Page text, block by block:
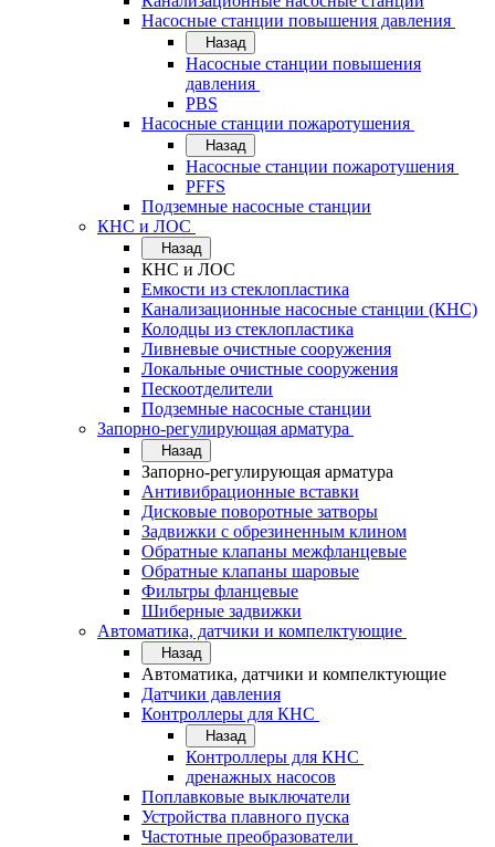
Насосные станции повышения давления
Назад
Насосные станции повышения
давления
PBS
Насосные станции пожаротушения
Назад
Насосные станции пожаротушения
PFFS
Подземные насосные станции
КНС и ЛОС
Назад
КНС и ЛОС
Емкости из стеклопластика
Канализационные насосные станции (КНС)
Колодцы из стеклопластика
Ливневые очистные сооружения
Локальные очистные сооружения
Пескоотделители
Подземные насосные станции
Запорно-регулирующая арматура
Назад
Запорно-регулирующая арматура
Антивибрационные вставки
Дисковые поворотные затворы
Задвижки с обрезиненным клином
Обратные клапаны межфланцевые
Обратные клапаны шаровые
Фильтры фланцевые
Шиберные задвижки
Автоматика, датчики и компелктующие
Назад
Автоматика, датчики и компелктующие
Датчики давления
Контроллеры для КНС
Назад
Контроллеры для КНС
дренажных насосов
Поплавковые выключатели
Устройства плавного пуска
Частотные преобразователи